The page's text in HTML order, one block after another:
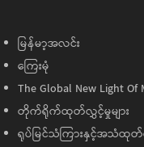
မြန်မာ့အလင်း
ကြေးမုံ
The Global New Light Of
တိုက်ရိုက်ထုတ်လွှင့်မှုများ
ရုပ်မြင်သံကြားနှင့်အသံထု